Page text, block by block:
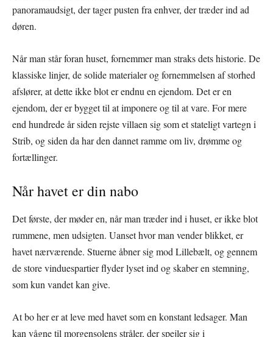
panoramaudsigt, der tager pusten fra enhver, der træder ind ad
døren.
Når man står foran huset, fornemmer man straks dets historie. De
klassiske linjer, de solide materialer og fornemmelsen af storhed
afslører, at dette ikke blot er endnu en ejendom. Det er en
ejendom, der er bygget til at imponere og til at vare. For mere
end hundrede år siden rejste villaen sig som et stateligt vartegn i
Strib, og siden da har den dannet ramme om liv, drømme og
fortællinger.
Når havet er din nabo
Det første, der møder en, når man træder ind i huset, er ikke blot
rummene, men udsigten. Uanset hvor man vender blikket, er
havet nærværende. Stuerne åbner sig mod Lillebælt, og gennem
de store vinduespartier flyder lyset ind og skaber en stemning,
som kun vandet kan give.
At bo her er at leve med havet som en konstant ledsager. Man
kan vågne til morgensolens stråler, der spejler sig i